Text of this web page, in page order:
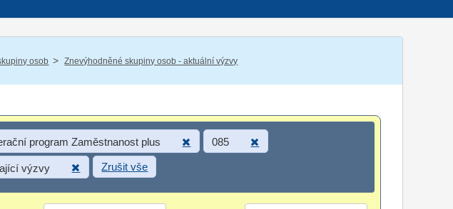
osob / Znevýhodněné skupiny osob - aktuální výzvy
program Zaměstnanost plus 085
výzvy Zrušit vše